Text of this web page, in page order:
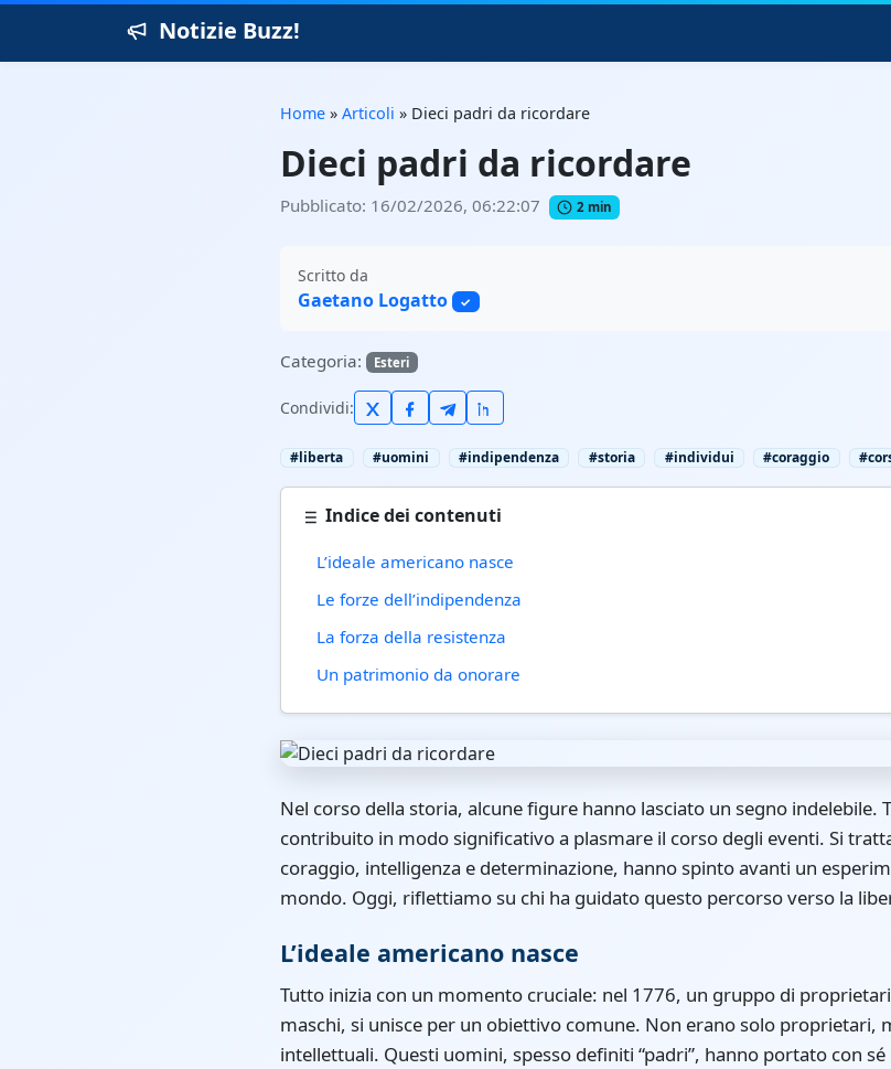
Notizie Buzz!
Home » Articoli » Dieci padri da ricordare
Dieci padri da ricordare
Pubblicato: 16/02/2026, 06:22:07 2 min
Scritto da
Gaetano Logatto ✓
Categoria: Esteri
Condividi:
#liberta #uomini #indipendenza #storia #individui #coraggio
Indice dei contenuti
L’ideale americano nasce
Le forze dell’indipendenza
La forza della resistenza
Un patrimonio da onorare
Nel corso della storia, alcune figure hanno lasciato un segno indelebile.
contribuito in modo significativo a plasmare il corso degli eventi. Si
coraggio, intelligenza e determinazione, hanno spinto avanti un
mondo. Oggi, riflettiamo su chi ha guidato questo percorso verso la
L’ideale americano nasce
Tutto inizia con un momento cruciale: nel 1776, un gruppo di
maschi, si unisce per un obiettivo comune. Non erano solo proprietari,
intellettuali. Questi uomini, spesso definiti “padri”, hanno portato con